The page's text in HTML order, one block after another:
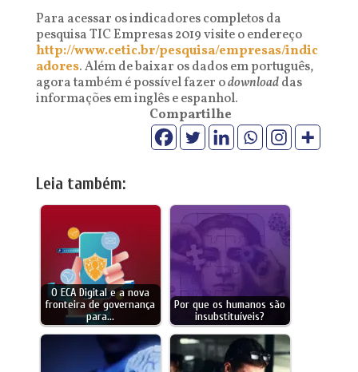
Para acessar os indicadores completos da
pesquisa TIC Empresas 2019 visite o endereço
http://www.cetic.br/pesquisa/empresas/indic
adores. Além de baixar os dados em português,
agora também é possível fazer odownloaddas
informações em inglês e espanhol.
Compartilhe
Leia também:
O ECA Digital e a nova
fronteira de governança
para…
Por que os humanos são
insubstituíveis?